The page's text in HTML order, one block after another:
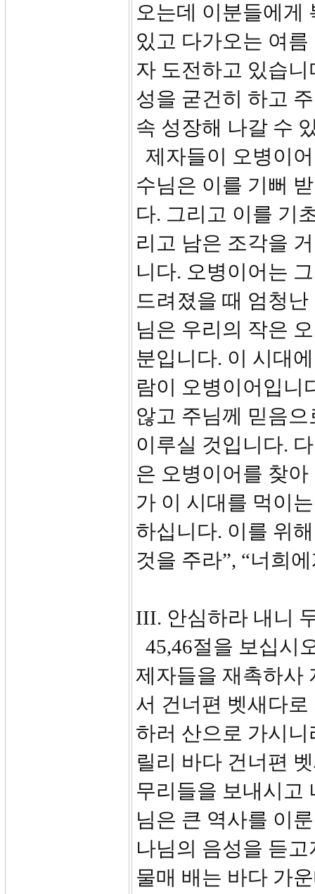
오는데 이분들에게
있고 다가오는 여
자 도전하고 있습
성을 굳건히 하고
속 성장해 나갈 수
제자들이 오병이
수님은 이를 기뻐
다. 그리고 이를 기
리고 남은 조각을
니다. 오병이어는
드려졌을 때 엄청
님은 우리의 작은
분입니다. 이 시대
람이 오병이어입니
않고 주님께 믿음
이루실 것입니다.
은 오병이어를 찾
가 이 시대를 먹이
하십니다. 이를 위
것을 주라”, “너희
III. 안심하라 내니
45,46절을 보십시
제자들을 재촉하사
서 건너편 벳새다
하러 산으로 가시
릴리 바다 건너편
무리들을 보내시고
님은 큰 역사를 이
나님의 음성을 듣
물매 배는 바다 가